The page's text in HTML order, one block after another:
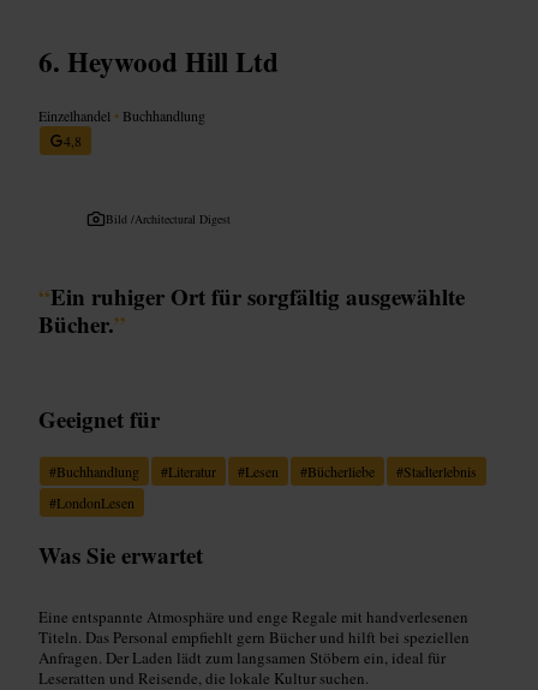
Heywood Hill Ltd
Einzelhandel • Buchhandlung
4,8
Bild /Architectural Digest
“Ein ruhiger Ort für sorgfältig ausgewählte
Bücher.”
Geeignet für
#Buchhandlung #Literatur #Lesen #Bücherliebe #Stadterlebnis
#LondonLesen
Was Sie erwartet
Eine entspannte Atmosphäre und enge Regale mit handverlesenen
Titeln. Das Personal empfiehlt gern Bücher und hilft bei speziellen
Anfragen. Der Laden lädt zum langsamen Stöbern ein, ideal für
Leseratten und Reisende, die lokale Kultur suchen.